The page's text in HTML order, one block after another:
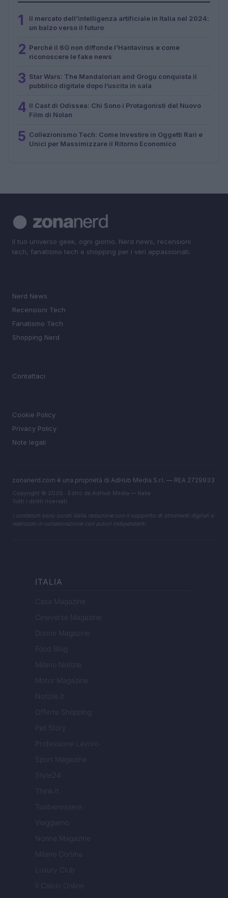
1
Il mercato dell’intelligenza artificiale in Italia nel 2024:
un balzo verso il futuro
2 Perché il 6G non diffonde l’Hantavirus e come
riconoscere le fake news
3 Star Wars: The Mandalorian and Grogu conquista il
pubblico digitale dopo l’uscita in sala
4 Il Cast di Odissea: Chi Sono i Protagonisti del Nuovo
Film di Nolan
5 Collezionismo Tech: Come Investire in Oggetti Rari e
Unici per Massimizzare il Ritorno Economico
Il tuo universo geek, ogni giorno. Nerd news, recensioni
tech, fanatismo tech e shopping per i veri appassionati.
Nerd News
Recensioni Tech
Fanatismo Tech
Shopping Nerd
Contattaci
Cookie Policy
Privacy Policy
Note legali
zonanerd.com è una proprietà di AdHub Media S.r.l. — REA 2729933
Copyright © 2026 · Edito da AdHub Media — Italia
Tutti i diritti riservati
I contenuti sono curati dalla redazione con il supporto di strumenti digitali e
realizzati in collaborazione con autori indipendenti.
ITALIA
Casa Magazine
Cineverse Magazine
Donne Magazine
Food Blog
Milano Notizie
Motor Magazine
Notizie.it
Offerte Shopping
Pet Story
Professione Lavoro
Sport Magazine
Style24
Think.it
Tuobenessere
Viaggiamo
Nonne Magazine
Milano Cortina
Luxury Club
Il Calcio Online